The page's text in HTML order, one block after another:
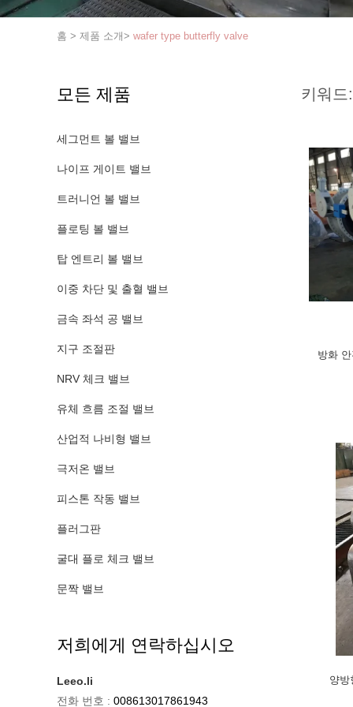
홈 > 제품 소개> wafer type butterfly valve
모든 제품
세그먼트 볼 밸브
나이프 게이트 밸브
트러니언 볼 밸브
플로팅 볼 밸브
탑 엔트리 볼 밸브
이중 차단 및 출혈 밸브
금속 좌석 공 밸브
지구 조절판
NRV 체크 밸브
유체 흐름 조절 밸브
산업적 나비형 밸브
극저온 밸브
피스톤 작동 밸브
플러그판
굴대 플로 체크 밸브
문짝 밸브
저희에게 연락하십시오
Leeo.li
전화 번호 : 008613017861943
키워드:
방화
양방